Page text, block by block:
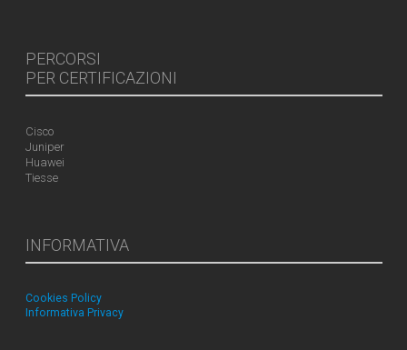
PERCORSI
PER CERTIFICAZIONI
Cisco
Juniper
Huawei
Tiesse
INFORMATIVA
Cookies Policy
Informativa Privacy